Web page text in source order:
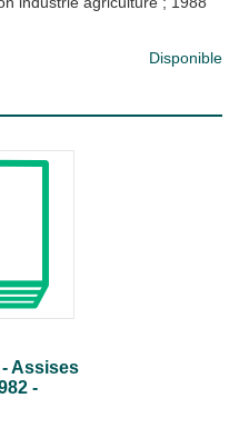
Disponible
Assises
-